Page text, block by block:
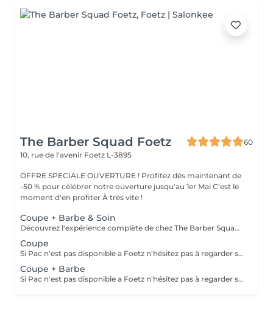
The Barber Squad Foetz
60
10, rue de l'avenir Foetz L-3895
OFFRE SPECIALE OUVERTURE ! Profitez dès maintenant de
-50 % pour célébrer notre ouverture jusqu'au 1er Mai C'est le
moment d'en profiter À très vite !
Coupe + Barbe & Soin
Découvrez l'expérience complète de chez The Barber Squad ! Shampooing & soins profonds + Coupe complète + Coiffage. Taille de Barbe & Contours à la lame & soins régénérant + Serviette Chaude & Froide + Nettoyage exfoliant du visage + Vapeur + Massage Relaxant + After Shave + Huile à barbe + Hydratation de la peau . Pour que votre expérience chez nous soit optimal , une boisson de votre choix vous est offerte !
Coupe
Si Pac n'est pas disponible a Foetz n'hésitez pas à regarder sur notre planning à Gasperich : https://salonkee.lu/salon/the-barber-squad?lang=fr
Coupe + Barbe
Si Pac n'est pas disponible a Foetz n'hésitez pas à regarder sur notre planning à Gasperich : https://salonkee.lu/salon/the-barber-squad?lang=fr